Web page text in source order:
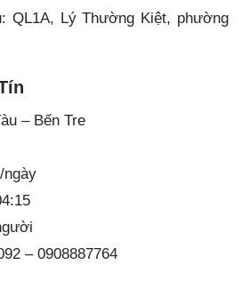
QL1A, Lý Thường Kiệt, phường
– Bến Tre
– 0908887764